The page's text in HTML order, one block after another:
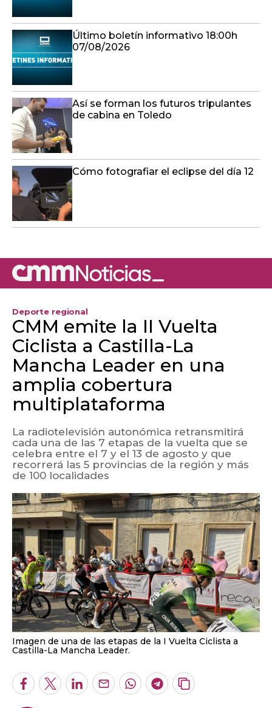
Último boletín informativo 18:00h
07/08/2026
Así se forman los futuros tripulantes
de cabina en Toledo
Cómo fotografiar el eclipse del día 12
Deporte regional
CMM emite la II Vuelta
Ciclista a Castilla-La
Mancha Leader en una
amplia cobertura
multiplataforma
La radiotelevisión autonómica retransmitirá
cada una de las 7 etapas de la vuelta que se
celebra entre el 7 y el 13 de agosto y que
recorrerá las 5 provincias de la región y más
de 100 localidades
Imagen de una de las etapas de la I Vuelta Ciclista a
Castilla-La Mancha Leader.
Facebook
TwitterLinkedInEnviarWhatsapp
Telegram
Copiar